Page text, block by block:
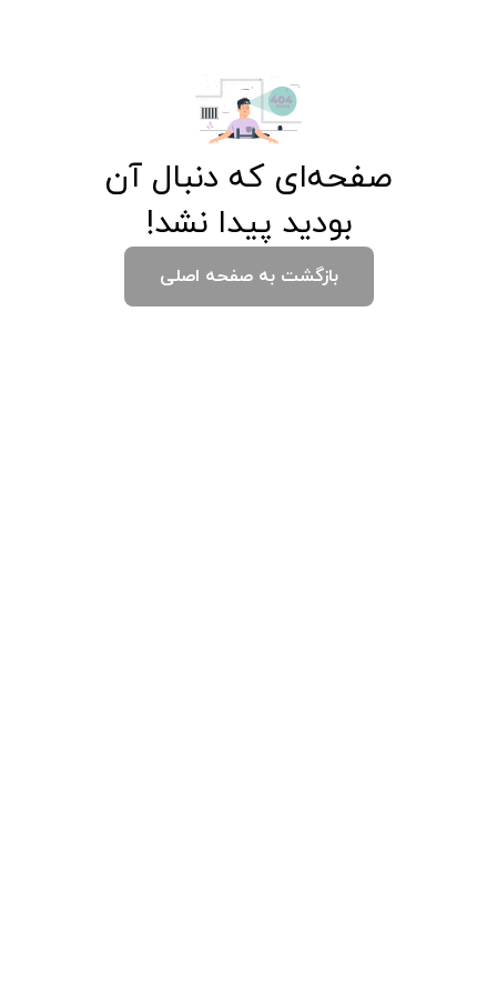
صفحه‌ای که دنبال آن
بودید پیدا نشد!
بازگشت به صفحه اصلی